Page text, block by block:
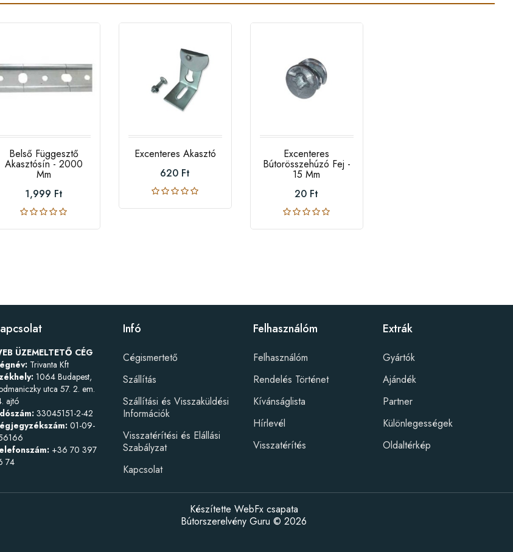
Belső Függesztő
Akasztósín - 2000
Mm
1,999 Ft
Excenteres Akasztó
620 Ft
Excenteres
Bútorösszehúzó Fej -
15 Mm
20 Ft
ÜZEMELTETŐ CÉG
Trivanta Kft
1064 Budapest,
utca 57. 2. em.
ajtó
33045151-2-42
01-09-
+36 70 397
74
Infó
Cégismertető
Szállítás
Szállítási és Visszaküldési
Információk
Visszatérítési és Elállási
Szabályzat
Kapcsolat
Felhasználóm
Felhasználóm
Rendelés Történet
Kívánságlista
Hírlevél
Visszatérítés
Extrák
Gyártók
Ajándék
Partner
Különlegességek
Oldaltérkép
Készítette WebFx csapata
Bútorszerelvény Guru © 2026